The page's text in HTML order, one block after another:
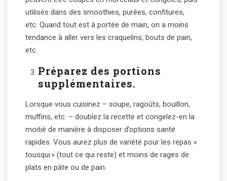
utilisés dans des smoothies, purées, confitures,
etc. Quand tout est à portée de main, on a moins
tendance à aller vers les craquelins, bouts de pain,
etc.
Préparez des portions
supplémentaires.
Lorsque vous cuisinez – soupe, ragoûts, bouillon,
muffins, etc. – doublez la recette et congelez-en la
moitié de manière à disposer d’options santé
rapides. Vous aurez plus de variété pour les repas «
tousqui » (tout ce qui reste) et moins de rages de
plats en pâte ou de pain.